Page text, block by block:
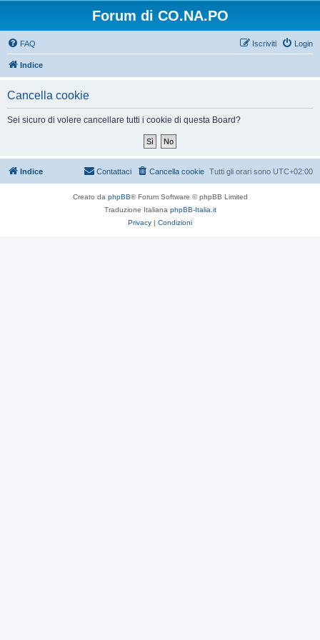
Forum di CO.NA.PO
FAQ Login
Iscriviti
Indice
Cancella cookie
Sei sicuro di volere cancellare tutti i cookie di questa Board?
Indice Tutti gli orari sono UTC+02:00
Cancella cookie
Contattaci
Creato da phpBB® Forum Software © phpBB Limited
Traduzione Italiana phpBB-Italia.it
Privacy | Condizioni